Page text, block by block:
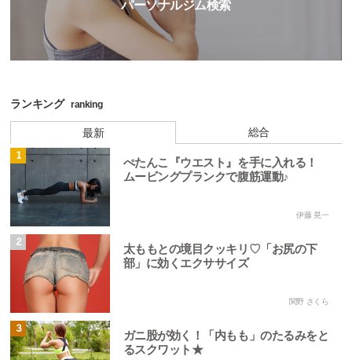
パーソナルジム検索
ランキング ranking
最新 総合
1
ぺたんこ『ウエスト』を手に入れる！
ムービングプランクで腹筋運動♪
伊藤 晃一
2
太ももとの境目クッキリ♡「お尻の下
部」に効くエクササイズ
関野 さくら
3
ガニ股が効く！「内もも」のたるみをと
るスクワット★